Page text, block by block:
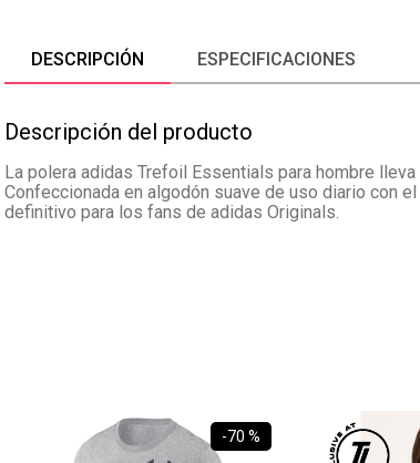
DESCRIPCIÓN ESPECIFICACIONES
Descripción del producto
La polera adidas Trefoil Essentials para hombre
Confeccionada en algodón suave de uso diario con
definitivo para los fans de adidas Originals.
-70 %